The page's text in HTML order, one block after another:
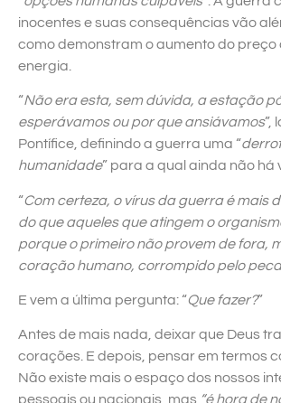
inocentes e suas consequências vão
como demonstram o aumento do preço
energia.
“Não era esta, sem dúvida, a estação
esperávamos ou por que ansiávamos”,
Pontífice, definindo a guerra uma “
humanidade” para a qual ainda não há
“Com certeza, o vírus da guerra é mais
do que aqueles que atingem o
porque o primeiro não provem de fora,
coração humano, corrompido pelo
E vem a última pergunta: “Que fazer?”
Antes de mais nada, deixar que Deus
corações. E depois, pensar em termos
Não existe mais o espaço dos nossos
pessoais ou nacionais, mas “é hora de